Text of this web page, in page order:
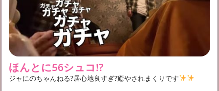
ほんとに56シュコ!?
ジャにのちゃんねる?居心地良すぎ?癒やされまくりです